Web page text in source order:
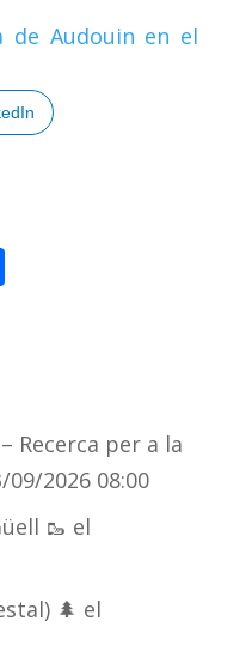
de Audouin en el
C
te
ix
Recerca per a la
09/2026 08:00
🥾 el
🌲 el